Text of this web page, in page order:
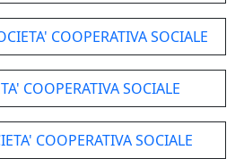
COOPERATIVA SOCIALE
COOPERATIVA SOCIALE
COOPERATIVA SOCIALE